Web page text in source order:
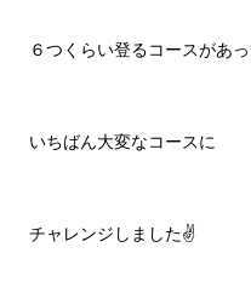
６つくらい登るコースがあ
いちばん大変なコースに
チャレンジしました✌️